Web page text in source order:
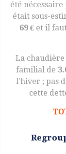
été
était sous-
69 €et il
La
familial de
l'hiver ; pas
cette